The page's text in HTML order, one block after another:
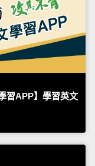
習APP】學習英文